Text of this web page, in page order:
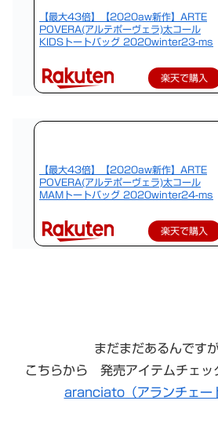
【最大43倍】【2020aw新作】ARTE
POVERA(アルテポーヴェラ)太コール
KIDSトートバッグ 2020winter23-ms
楽天で購入
【最大43倍】【2020aw新作】ARTE
POVERA(アルテポーヴェラ)太コール
MAMトートバッグ 2020winter24-ms
楽天で購入
まだまだあるんですが
こちらから 発売アイテムチェッ
aranciato（アランチェー